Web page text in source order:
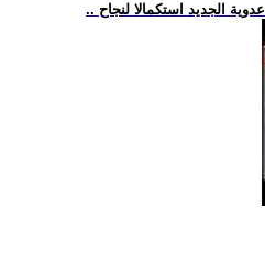
الجديد استكمالا لنجاح